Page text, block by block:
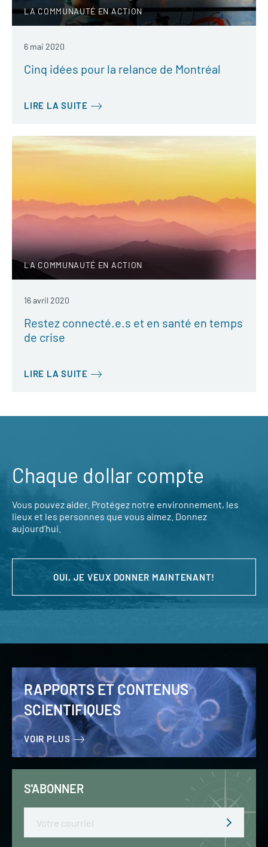
LA COMMUNAUTÉ EN ACTION
6 mai 2020
Cinq idées pour la relance de Montréal
LIRE LA SUITE
LA COMMUNAUTÉ EN ACTION
16 avril 2020
Restez connecté.e.s et en santé en temps
de crise
LIRE LA SUITE
Chaque dollar compte
Vous pouvez aider. Protégez notre environnement, les
lieux et les personnes que vous aimez. Donnez
aujourd’hui.
OUI, JE VEUX DONNER MAINTENANT!
RAPPORTS ET CONTENUS
SCIENTIFIQUES
VOIR PLUS
S'ABONNER